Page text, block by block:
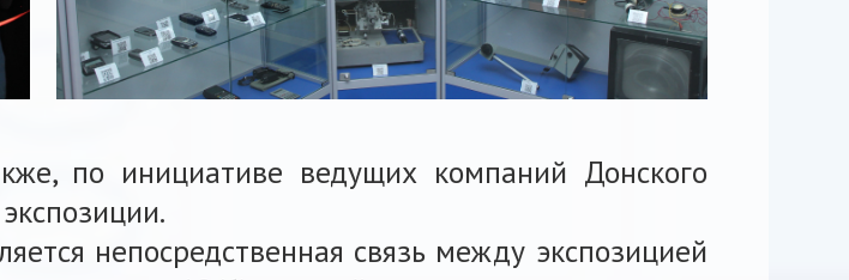
по инициативе ведущих компаний Донского
непосредственная связь между экспозицией